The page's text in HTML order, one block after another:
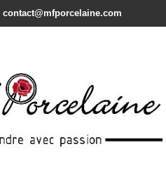
contact@mfporcelaine.com